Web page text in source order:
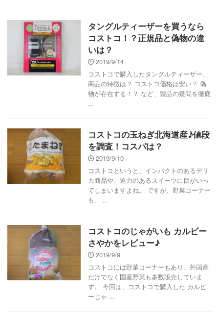
タングルティーザーを買うなら
コストコ！？正規品と偽物の違
いは？
2019/9/14
コストコで購入したタングルティーザー。
商品の特徴は？ コストコ価格は安い？ 偽
物が存在する！？ など、製品の疑問を徹底
...
コストコの玉ねぎ北海道産♪値段
を調査！コスパは？
2019/9/10
コストコというと、インパクトのあるデリ
カ商品や、迫力のあるスイーツに目がいっ
てしまいますよね。 ですが、野菜コーナー
も、 ...
コストコのじゃがいも カルビー
さやかをレビュー♪
2019/9/9
コストコには野菜コーナーもあり、外国産
だけでなく国産野菜も多数販売していま
す。 今回は、コストコで購入した カルビ
ーじゃ ...